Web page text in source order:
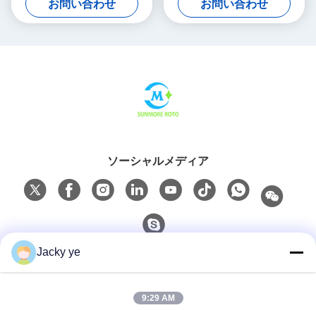
お問い合わせ お問い合わせ
ソーシャルメディア
Jacky ye
9:29 AM